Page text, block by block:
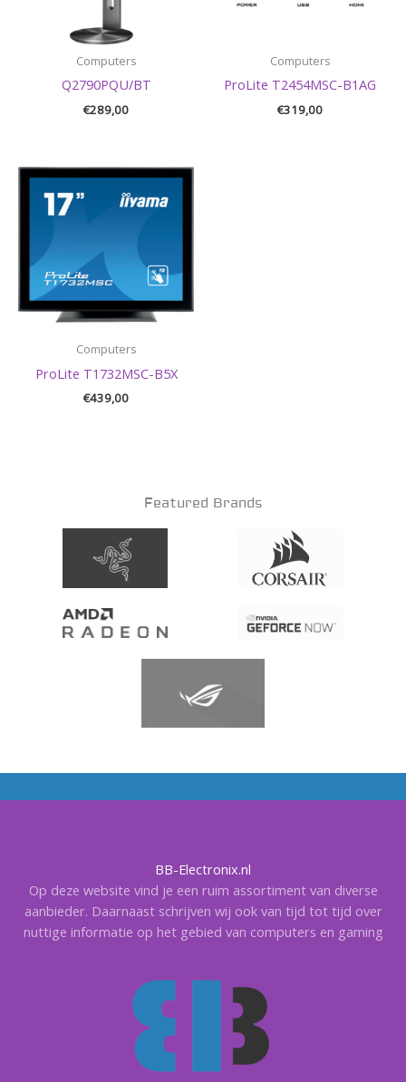
Computers
Q2790PQU/BT
€289,00
Computers
ProLite T2454MSC-B1AG
€319,00
Computers
ProLite T1732MSC-B5X
€439,00
Featured Brands
BB-Electronix.nl
Op deze website vind je een ruim assortiment van diverse
aanbieder. Daarnaast schrijven wij ook van tijd tot tijd over
nuttige informatie op het gebied van computers en gaming